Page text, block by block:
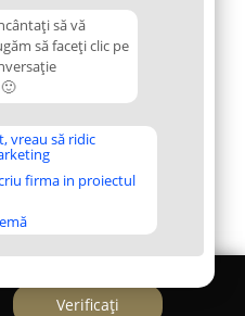
să vă
să faceți clic pe
vreau să ridic
firma in proiectul
Verificați